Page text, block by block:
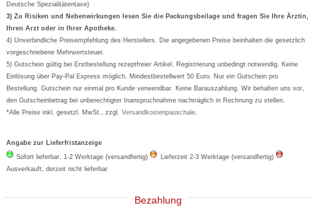
Formoline
Wick
Eucerin
Basica
Deutsche Spezialitätentaxe)
3) Zu Risiken und Nebenwirkungen lesen Sie die Packungsbeilage und fragen Sie Ihre Ärztin,
Ihren Arzt oder in Ihrer Apotheke.
4) Unverbindliche Preisempfehlung des Herstellers. Die angegebenen Preise beinhalten die gesetzlich
vorgeschriebene Mehrwertsteuer.
5) Gutschein gültig bei Erstbestellung rezeptfreier Artikel. Registrierung unbedingt notwendig. Keine
Einlösung über Pay-Pal Express möglich. Mindestbestellwert 50 Euro. Nur ein Gutschein pro
Bestellung. Gutschein nur einmal pro Kunde verwendbar. Keine Barauszahlung. Wir behalten uns vor,
den Gutscheinbetrag bei unberechtigter Inanspruchnahme nachträglich in Rechnung zu stellen.
*Alle Preise inkl. gesetzl. MwSt., zzgl.Versandkostenpauschale.
Angabe zur Lieferfristanzeige
Sofort lieferbar, 1-2 Werktage (versandfertig)
Lieferzeit 2-3 Werktage (versandfertig)
Ausverkauft, derzeit nicht lieferbar
Bezahlung